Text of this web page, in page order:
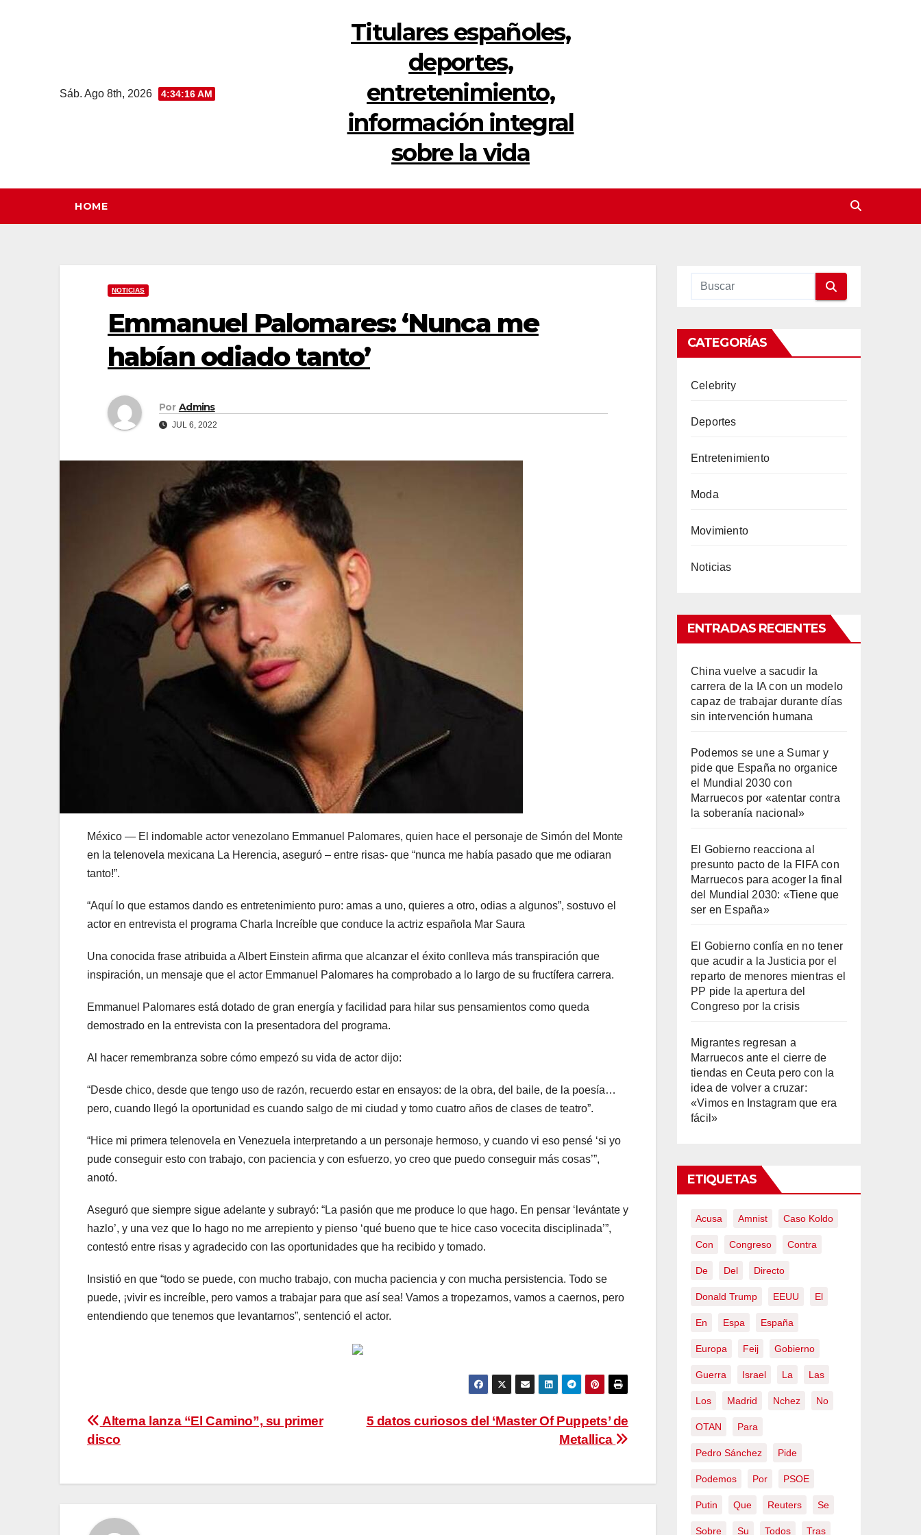
Sáb. Ago 8th, 2026 4:34:17 AM
Titulares españoles,
deportes,
entretenimiento,
información integral
sobre la vida
HOME
NOTICIAS
Emmanuel Palomares: ‘Nunca me
habían odiado tanto’
Por Admins
JUL 6, 2022
México — El indomable actor venezolano Emmanuel Palomares, quien hace el personaje de Simón del Monte
en la telenovela mexicana La Herencia, aseguró – entre risas- que “nunca me había pasado que me odiaran
tanto!”.
“Aquí lo que estamos dando es entretenimiento puro: amas a uno, quieres a otro, odias a algunos”, sostuvo el
actor en entrevista el programa Charla Increíble que conduce la actriz española Mar Saura
Una conocida frase atribuida a Albert Einstein afirma que alcanzar el éxito conlleva más transpiración que
inspiración, un mensaje que el actor Emmanuel Palomares ha comprobado a lo largo de su fructífera carrera.
Emmanuel Palomares está dotado de gran energía y facilidad para hilar sus pensamientos como queda
demostrado en la entrevista con la presentadora del programa.
Al hacer remembranza sobre cómo empezó su vida de actor dijo:
“Desde chico, desde que tengo uso de razón, recuerdo estar en ensayos: de la obra, del baile, de la poesía…
pero, cuando llegó la oportunidad es cuando salgo de mi ciudad y tomo cuatro años de clases de teatro”.
“Hice mi primera telenovela en Venezuela interpretando a un personaje hermoso, y cuando vi eso pensé ‘si yo
pude conseguir esto con trabajo, con paciencia y con esfuerzo, yo creo que puedo conseguir más cosas’”,
anotó.
Aseguró que siempre sigue adelante y subrayó: “La pasión que me produce lo que hago. En pensar ‘levántate y
hazlo’, y una vez que lo hago no me arrepiento y pienso ‘qué bueno que te hice caso vocecita disciplinada’”,
contestó entre risas y agradecido con las oportunidades que ha recibido y tomado.
Insistió en que “todo se puede, con mucho trabajo, con mucha paciencia y con mucha persistencia. Todo se
puede, ¡vivir es increíble, pero vamos a trabajar para que así sea! Vamos a tropezarnos, vamos a caernos, pero
entendiendo que tenemos que levantarnos”, sentenció el actor.
Navegación
de
entradas
5 datos curiosos del ‘Master Of Puppets’ de
Metallica
Alterna lanza “El Camino”, su primer
disco
CATEGORÍAS
Celebrity
Deportes
Entretenimiento
Moda
Movimiento
Noticias
ENTRADAS RECIENTES
China vuelve a sacudir la
carrera de la IA con un modelo
capaz de trabajar durante días
sin intervención humana
Podemos se une a Sumar y
pide que España no organice
el Mundial 2030 con
Marruecos por «atentar contra
la soberanía nacional»
El Gobierno reacciona al
presunto pacto de la FIFA con
Marruecos para acoger la final
del Mundial 2030: «Tiene que
ser en España»
El Gobierno confía en no tener
que acudir a la Justicia por el
reparto de menores mientras el
PP pide la apertura del
Congreso por la crisis
Migrantes regresan a
Marruecos ante el cierre de
tiendas en Ceuta pero con la
idea de volver a cruzar:
«Vimos en Instagram que era
fácil»
ETIQUETAS
Acusa Amnist Caso Koldo
Con Congreso Contra
De Del Directo
Donald Trump EEUU El
En Espa España
Europa Feij Gobierno
Guerra Israel La Las
Los Madrid Nchez No
OTAN Para
Pedro Sánchez Pide
Podemos Por PSOE
Putin Que Reuters Se
Sobre Su Todos Tras